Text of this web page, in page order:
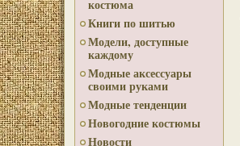
костюма
Книги по шитью
Модели, доступные
каждому
Модные аксессуары
своими руками
Модные тенденции
Новогодние костюмы
Новости